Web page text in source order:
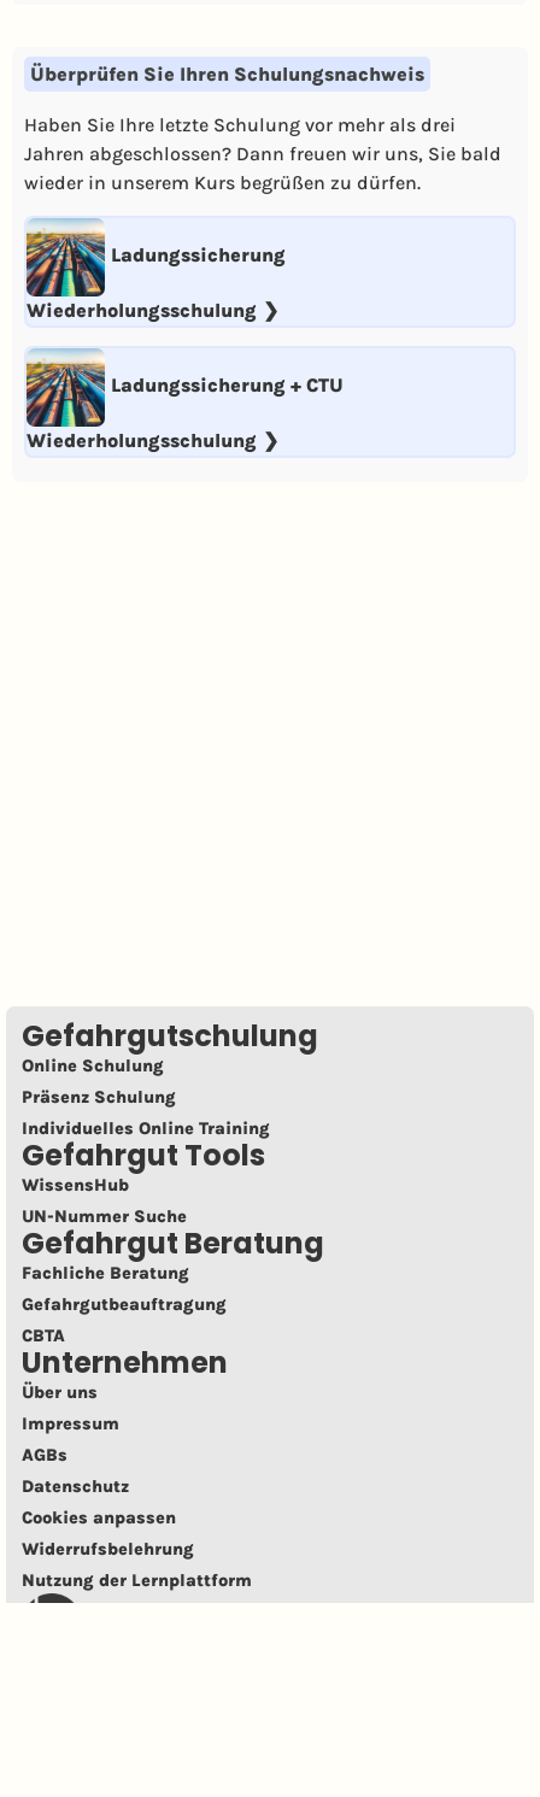
Überprüfen Sie Ihren Schulungsnachweis
Haben Sie Ihre letzte Schulung vor mehr als drei
Jahren abgeschlossen? Dann freuen wir uns, Sie bald
wieder in unserem Kurs begrüßen zu dürfen.
Ladungssicherung
Wiederholungsschulung
Ladungssicherung + CTU
Wiederholungsschulung
Gefahrgutschulung
Online Schulung
Präsenz Schulung
Individuelles Online Training
Gefahrgut Tools
WissensHub
UN-Nummer Suche
Gefahrgut Beratung
Fachliche Beratung
Gefahrgutbeauftragung
CBTA
Unternehmen
Über uns
Impressum
AGBs
Datenschutz
Cookies anpassen
Widerrufs­belehrung
Nutzung der Lernplatt­form